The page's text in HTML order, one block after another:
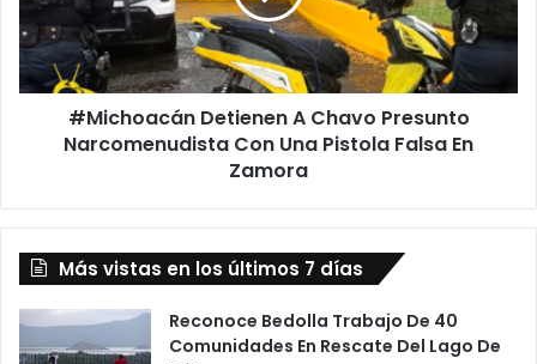
Narcomenudista
Con
Una
Pistola
#Michoacán Detienen A Chavo Presunto
Narcomenudista Con Una Pistola Falsa En
Zamora
Más vistas en los últimos 7 días
Reconoce Bedolla Trabajo De 40
Comunidades En Rescate Del Lago De